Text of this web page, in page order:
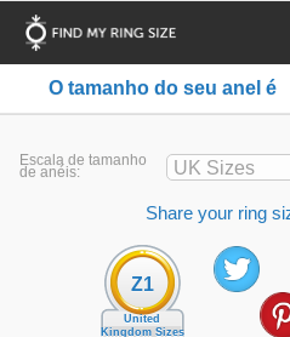
O tamanho do seu anel é
Escala de tamanho
de anéis: UK Sizes
Share your ring
Z1
United
Kingdom Sizes